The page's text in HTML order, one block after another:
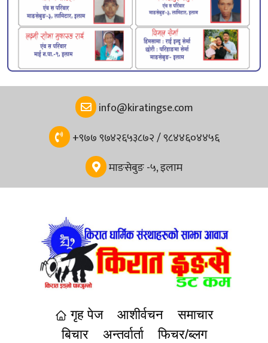
info@kiratingse.com
+९७७ ९७४२६५३८७२ / ९८४४६०४४५६
माङसेबुङ -५, इलाम
गृह पेज आशीर्वचन
समाचार
बिचार
अन्तर्वार्ता
फिचर/ब्लग